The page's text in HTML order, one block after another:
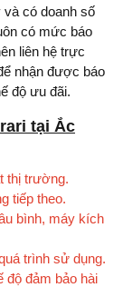
và có doanh số
có mức báo
liên hệ trực
nhận được báo
độ ưu đãi.
tại Ắc
thị trường.
tiếp theo.
bình, máy kích
trình sử dụng.
độ đảm bảo hài